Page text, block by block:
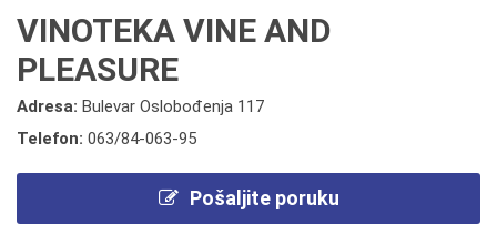
VINOTEKA VINE AND
PLEASURE
Adresa: Bulevar Oslobođenja 117
Telefon: 063/84-063-95
Pošaljite poruku